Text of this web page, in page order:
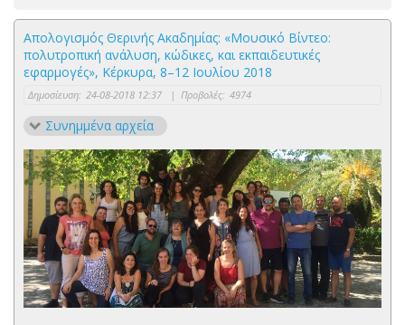
Απολογισμός Θερινής Ακαδημίας: «Μουσικό Βίντεο:
πολυτροπική ανάλυση, κώδικες, και εκπαιδευτικές
εφαρμογές», Κέρκυρα, 8–12 Ιουλίου 2018
Δημοσίευση: 24-08-2018 12:37 | Προβολές: 4974
Συνημμένα αρχεία